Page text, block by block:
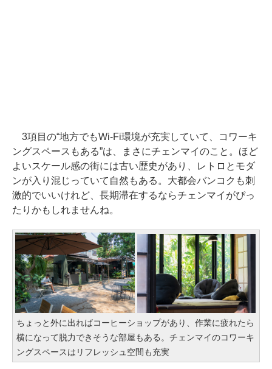
3項目の“地方でもWi-Fi環境が充実していて、コワーキ
ングスペースもある”は、まさにチェンマイのこと。ほど
よいスケール感の街には古い歴史があり、レトロとモダ
ンが入り混じっていて自然もある。大都会バンコクも刺
激的でいいけれど、長期滞在するならチェンマイがぴっ
たりかもしれませんね。
ちょっと外に出ればコーヒーショップがあり、作業に疲れたら
横になって脱力できそうな部屋もある。チェンマイのコワーキ
ングスペースはリフレッシュ空間も充実